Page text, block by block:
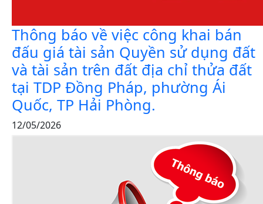
Thông báo về việc công khai bán
đấu giá tài sản Quyền sử dụng đất
và tài sản trên đất địa chỉ thửa đất
tại TDP Đồng Pháp, phường Ái
Quốc, TP Hải Phòng.
12/05/2026